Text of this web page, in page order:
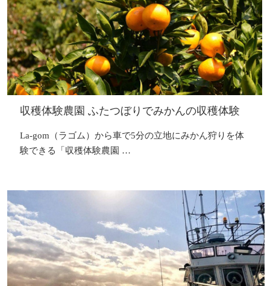
収穫体験農園 ふたつぼりでみかんの収穫体験
La-gom（ラゴム）から車で5分の立地にみかん狩りを体
験できる「収穫体験農園 …